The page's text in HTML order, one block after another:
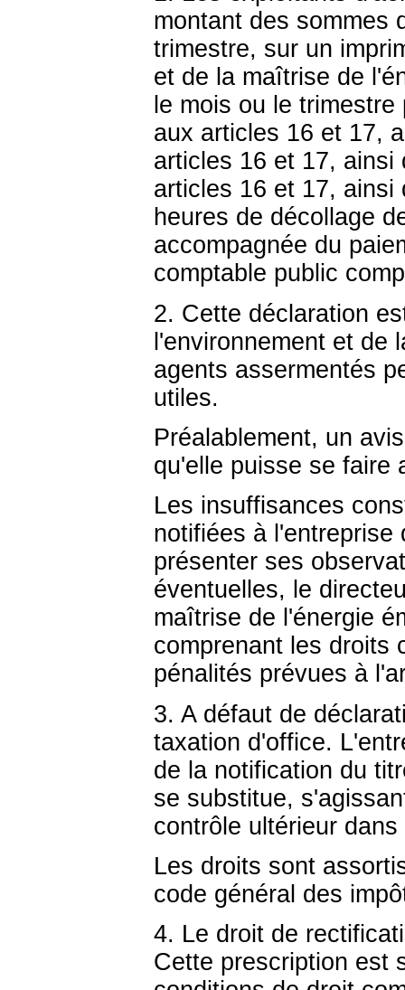
montant des sommes
trimestre, sur un
et de la maîtrise de
le mois ou le
aux articles 16 et 17,
articles 16 et 17, ainsi
articles 16 et 17, ainsi
heures de décollage
accompagnée du
comptable public
2. Cette déclaration
l'environnement et de
agents assermentés
utiles.
Préalablement, un
qu'elle puisse se faire
Les insuffisances
notifiées à l'entreprise
présenter ses
éventuelles, le
maîtrise de l'énergie
comprenant les droits
pénalités prévues à
3. A défaut de
taxation d'office.
de la notification du
se substitue,
contrôle ultérieur
Les droits sont
code général des
4. Le droit de
Cette prescription est